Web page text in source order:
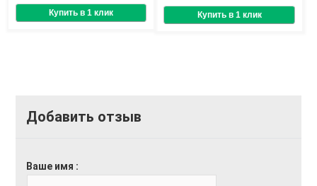
Добавить отзыв
Ваше имя